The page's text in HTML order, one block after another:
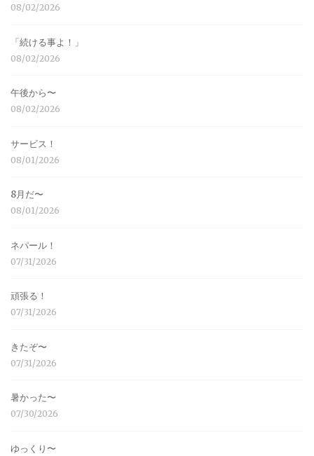
08/02/2026
「続ける事よ！」
08/02/2026
午後から〜
08/02/2026
サービス！
08/01/2026
8月だ〜
08/01/2026
ネパール！
07/31/2026
頑張る！
07/31/2026
きたぞ〜
07/31/2026
暑かった〜
07/30/2026
ゆっくり〜